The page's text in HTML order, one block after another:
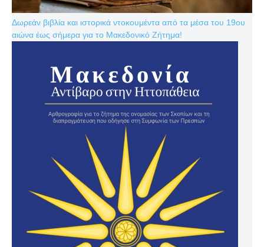
Δωρεάν βιβλία και ιστορικά ντοκουμέντα από τα μέσα του 19ου
αιώνα έως σήμερα για το Μακεδονικό Ζήτημα!